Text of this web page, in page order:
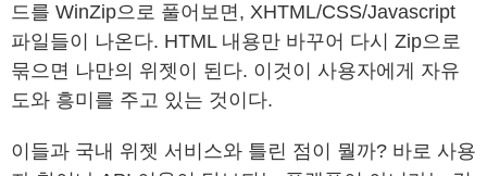
드를 WinZip으로 풀어보면, XHTML/CSS/Javascript
파일들이 나온다. HTML 내용만 바꾸어 다시 Zip으로
묶으면 나만의 위젯이 된다. 이것이 사용자에게 자유
도와 흥미를 주고 있는 것이다.
이들과 국내 위젯 서비스와 틀린 점이 뭘까? 바로 사용